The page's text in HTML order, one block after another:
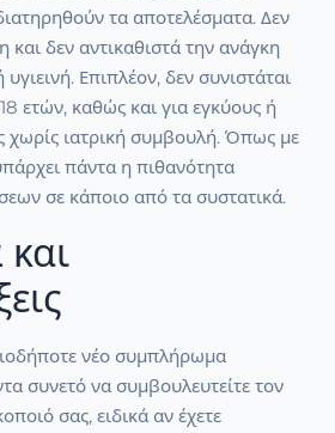
τα αποτελέσματα. Δεν
και δεν αντικαθιστά την ανάγκη
Επιπλέον, δεν συνιστάται
ετών, καθώς και για εγκύους ή
χωρίς ιατρική συμβουλή. Όπως με
πάντα η πιθανότητα
σε κάποιο από τα συστατικά.
νέο συμπλήρωμα
συνετό να συμβουλευτείτε τον
σας, ειδικά αν έχετε